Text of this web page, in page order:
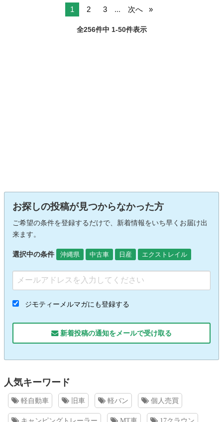
1 2 3 ... 次へ
全256件中 1-50件表示
お探しの投稿が見つからなかった方
ご希望の条件を登録するだけで、新着情報をいち早くお届け出
来ます。
選択中の条件 沖縄県 中古車 日産 エクストレイル
ジモティーメルマガにも登録する
新着投稿の通知をメールで受け取る
人気キーワード
軽自動車 旧車 軽バン 個人売買
キャンピングトレーラー MT車 17クラウン